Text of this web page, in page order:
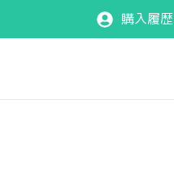
購入履歴